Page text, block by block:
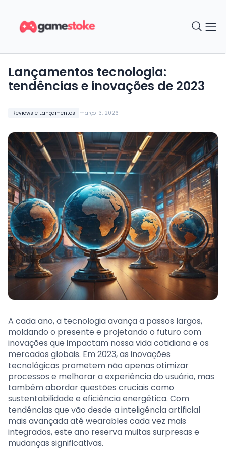
Reviews e Lançamentos março 13, 2026
Lançamentos tecnologia:
tendências e inovações de 2023
A cada ano, a tecnologia avança a passos largos,
moldando o presente e projetando o futuro com
inovações que impactam nossa vida cotidiana e os
mercados globais. Em 2023, as inovações
tecnológicas prometem não apenas otimizar
processos e melhorar a experiência do usuário, mas
também abordar questões cruciais como
sustentabilidade e eficiência energética. Com
tendências que vão desde a inteligência artificial
mais avançada até wearables cada vez mais
integrados, este ano reserva muitas surpresas e
mudanças significativas.